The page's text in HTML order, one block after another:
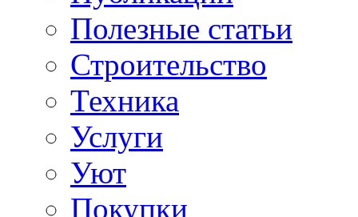
Полезные статьи
Строительство
Техника
Услуги
Уют
Покупки